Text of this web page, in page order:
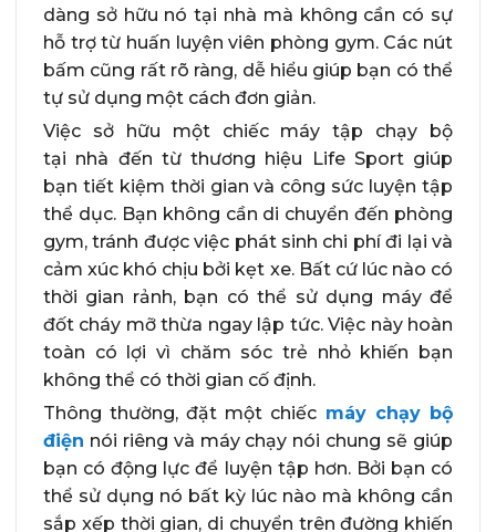
dàng sở hữu nó tại nhà mà không cần có sự
hỗ trợ từ huấn luyện viên phòng gym. Các nút
bấm cũng rất rõ ràng, dễ hiểu giúp bạn có thể
tự sử dụng một cách đơn giản.
Việc sở hữu một chiếc máy tập chạy bộ
tại nhà đến từ thương hiệu Life Sport giúp
bạn tiết kiệm thời gian và công sức luyện tập
thể dục. Bạn không cần di chuyển đến phòng
gym, tránh được việc phát sinh chi phí đi lại và
cảm xúc khó chịu bởi kẹt xe. Bất cứ lúc nào có
thời gian rảnh, bạn có thể sử dụng máy để
đốt cháy mỡ thừa ngay lập tức. Việc này hoàn
toàn có lợi vì chăm sóc trẻ nhỏ khiến bạn
không thể có thời gian cố định.
Thông thường, đặt một chiếc máy chạy bộ
điện nói riêng và máy chạy nói chung sẽ giúp
bạn có động lực để luyện tập hơn. Bởi bạn có
thể sử dụng nó bất kỳ lúc nào mà không cần
sắp xếp thời gian, di chuyển trên đường khiến